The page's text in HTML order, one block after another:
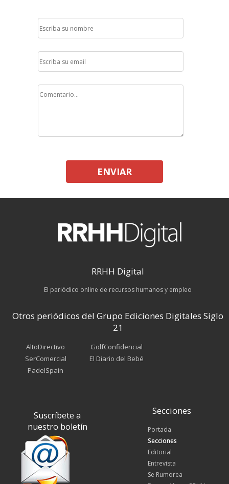
ENVIAR
RRHH Digital
El periódico online de recursos humanos y empleo
Otros periódicos del Grupo Ediciones Digitales Siglo
21
AltoDirectivo
SerComercial
PadelSpain
GolfConfidencial
El Diario del Bebé
Suscríbete a
nuestro boletín
Secciones
Portada
Secciones
Editorial
Entrevista
Se Rumorea